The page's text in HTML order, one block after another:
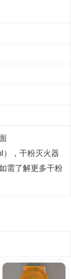
），干粉灭火器
需了解更多干粉